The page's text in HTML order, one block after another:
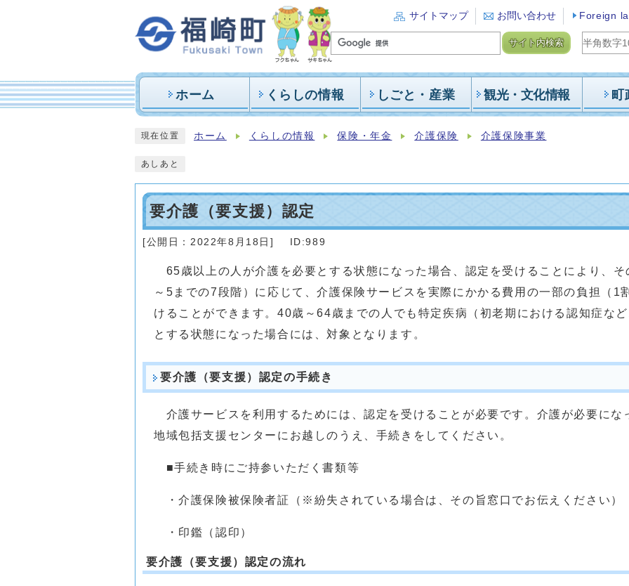
サイトマップ お問い合わせ Foreign
サイト内検索
ホーム くらしの情報 しごと・産業 観光・文化情報 町
現在位置 ホーム くらしの情報 保険・年金 介護保険 介護保険事業
あしあと
要介護（要支援）認定
[公開日： 2022年8月18日 ] ID:989
65歳以上の人が介護を必要とする状態になった場合、認定を受けることにより、
～5までの7段階）に応じて、介護保険サービスを実際にかかる費用の一部の負担（1
けることができます。40歳～64歳までの人でも特定疾病（初老期における認知症な
とする状態になった場合には、対象となります。
要介護（要支援）認定の手続き
介護サービスを利用するためには、認定を受けることが必要です。介護が必要にな
地域包括支援センターにお越しのうえ、手続きをしてください。
■手続き時にご持参いただく書類等
・介護保険被保険者証（※紛失されている場合は、その旨窓口でお伝えください）
・印鑑（認印）
要介護（要支援）認定の流れ